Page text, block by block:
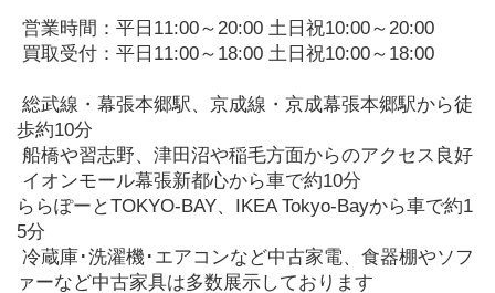
営業時間：平日11:00～20:00 土日祝10:00～20:00
買取受付：平日11:00～18:00 土日祝10:00～18:00
歩約10分
船橋や習志野、津田沼や稲毛方面からのアクセス良好
イオンモール幕張新都心から車で約10分
ららぽーとTOKYO-BAY、IKEA Tokyo-Bayから車で約1
5分
ァーなど中古家具は多数展示しております